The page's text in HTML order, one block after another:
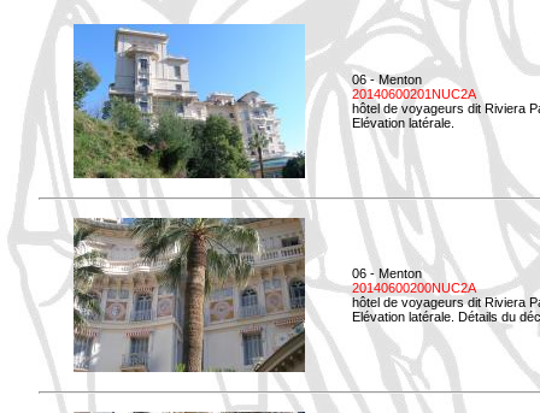
06 - Menton
20140600201NUC2A
hôtel de voyageurs dit Riviera
Elévation latérale.
06 - Menton
20140600200NUC2A
hôtel de voyageurs dit Riviera
Elévation latérale. Détails du